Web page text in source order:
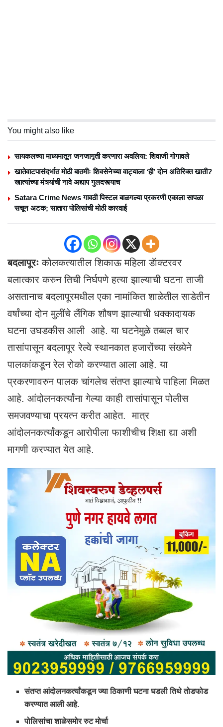
You might also like
सायकलच्या माध्यमातून जनजागृती करणारा अवलिया: शिवाजी गोगावले
खातेवाटपासंदर्भात मोठी बातमीः शिवसेनेच्या वाट्याला ‘ही’ दोन अतिरिक्त खाती?
खात्यांच्या मंत्र्यांची नावे अद्याप गुलदस्त्याच
Satara Crime News गावठी पिस्टल बाळगल्या प्रकरणी एकाला सापळा
सचून अटक; सातारा पोलिसांची मोठी कारवाई
बदलापूरः कोलकत्यातील शिकाऊ महिला डॅाक्टरवर
बलात्कार करुन तिची निर्घपणे हत्या झाल्याची घटना ताजी
असतानाच बदलापूरमधील एका नामांकित शाळेतील साडेतीन
वर्षांच्या दोन मुलींचे लैंगिक शौषण झाल्याची धक्कादायक
घटना उघडकीस आली आहे. या घटनेमुळे तब्बल चार
तासांपासून बदलापूर रेल्वे स्थानकात हजारोंच्या संख्येने
पालकांकडून रेल रोको करण्यात आला आहे. या
प्रकरणावरुन पालक चांगलेच संतप्त झाल्याचे पाहिला मिळत
आहे. आंदोलनकर्त्यांना गेल्या काही तासांपासून पोलीस
समजवण्याचा प्रयत्न करीत आहेत. मात्र
आंदोलनकर्त्यांकडून आरोपीला फाशीचीच शिक्षा द्या अशी
मागणी करण्यात येत आहे.
संतप्त आंदोलनकर्त्यांकडून ज्या ठिकाणी घटना घडली तिथे तोडफोड
करण्यात आली आहे.
पोलिसांचा शाळेसमोर रुट मोर्चा